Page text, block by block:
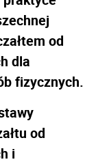
od
dla
fizycznych.
od
i